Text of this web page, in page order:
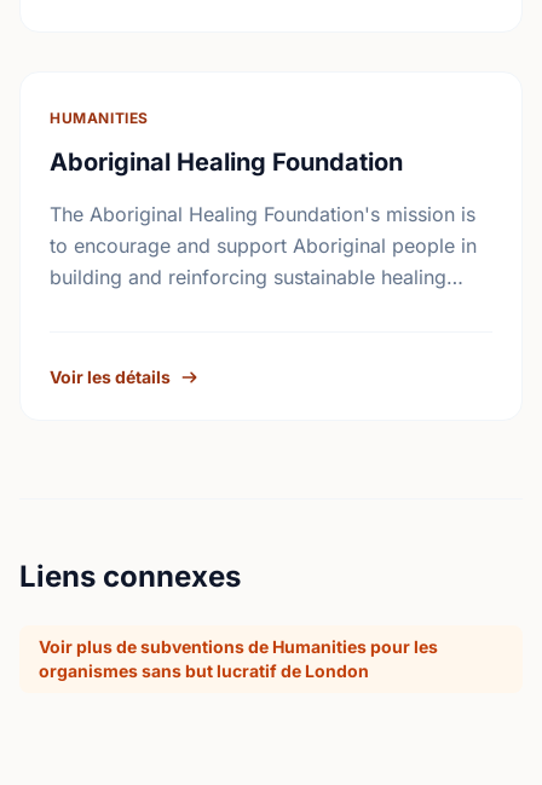
HUMANITIES
Aboriginal Healing Foundation
The Aboriginal Healing Foundation's mission is
to encourage and support Aboriginal people in
building and reinforcing sustainable healing
Voir les détails
Liens connexes
Voir plus de subventions de Humanities pour les
organismes sans but lucratif de London